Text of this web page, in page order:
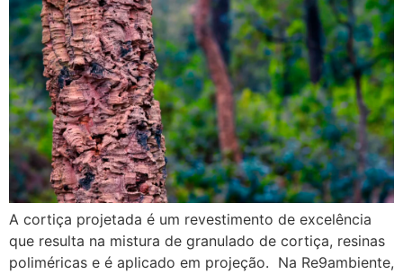
A cortiça projetada é um revestimento de excelência
que resulta na mistura de granulado de cortiça, resinas
poliméricas e é aplicado em projeção. Na Re9ambiente,